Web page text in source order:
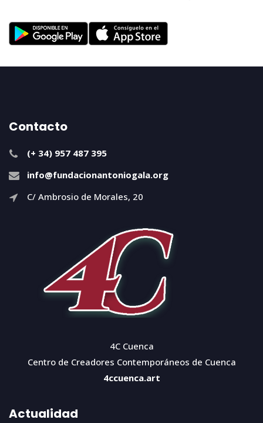
Contacto
(+ 34) 957 487 395
info@fundacionantoniogala.org
C/ Ambrosio de Morales, 20
4C Cuenca
Centro de Creadores Contemporáneos de Cuenca
4ccuenca.art
Actualidad